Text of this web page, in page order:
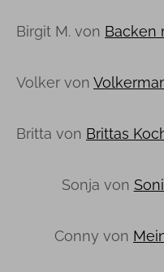
Birgit M. von Backen
Volker von
Britta von Brittas
Sonja von
Conny von